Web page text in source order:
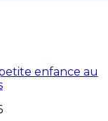
enfance au